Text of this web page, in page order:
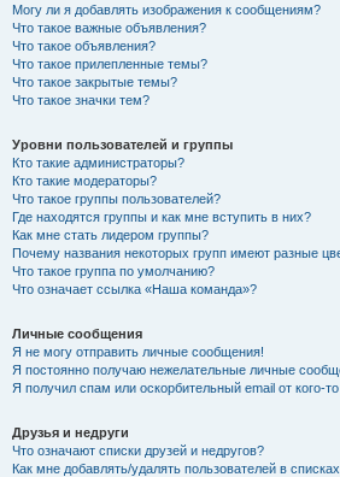
Могу ли я добавлять изображения к сообщениям?
Что такое важные объявления?
Что такое объявления?
Что такое прилепленные темы?
Что такое закрытые темы?
Что такое значки тем?
Уровни пользователей и группы
Кто такие администраторы?
Кто такие модераторы?
Что такое группы пользователей?
Где находятся группы и как мне вступить в них?
Как мне стать лидером группы?
Почему названия некоторых групп имеют разные
Что такое группа по умолчанию?
Что означает ссылка «Наша команда»?
Личные сообщения
Я не могу отправить личные сообщения!
Я постоянно получаю нежелательные личные
Я получил спам или оскорбительный email от кого-
Друзья и недруги
Что означают списки друзей и недругов?
Как мне добавлять/удалять пользователей в